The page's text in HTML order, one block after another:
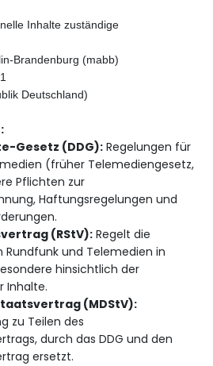
Inhalte zuständige
Brandenburg (mabb)
Deutschland)
Gesetz (DDG): Regelungen für
(früher Telemediengesetz,
Pflichten zur
Haftungsregelungen und
(RStV): Regelt die
Rundfunk und Telemedien in
hinsichtlich der
Inhalte.
(MDStV):
zu Teilen des
durch das DDG und den
ersetzt.